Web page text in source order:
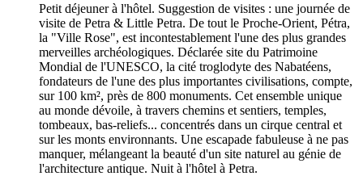
Petit déjeuner à l'hôtel. Suggestion de visites : une journée de
visite de Petra & Little Petra. De tout le Proche-Orient, Pétra,
la "Ville Rose", est incontestablement l'une des plus grandes
merveilles archéologiques. Déclarée site du Patrimoine
Mondial de l'UNESCO, la cité troglodyte des Nabatéens,
fondateurs de l'une des plus importantes civilisations, compte,
sur 100 km², près de 800 monuments. Cet ensemble unique
au monde dévoile, à travers chemins et sentiers, temples,
tombeaux, bas-reliefs... concentrés dans un cirque central et
sur les monts environnants. Une escapade fabuleuse à ne pas
manquer, mélangeant la beauté d'un site naturel au génie de
l'architecture antique. Nuit à l'hôtel à Petra.